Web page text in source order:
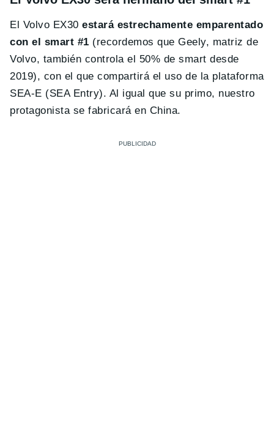
El Volvo EX30estará estrechamente emparentado
con el smart #1 (recordemos que Geely, matriz de
Volvo, también controla el 50% de smart desde
2019), con el que compartirá el uso de la plataforma
SEA-E (SEA Entry). Al igual que su primo, nuestro
protagonista se fabricará en China.